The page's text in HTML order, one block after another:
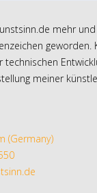
mehr
geworden.
technischen
meiner
(Germany)